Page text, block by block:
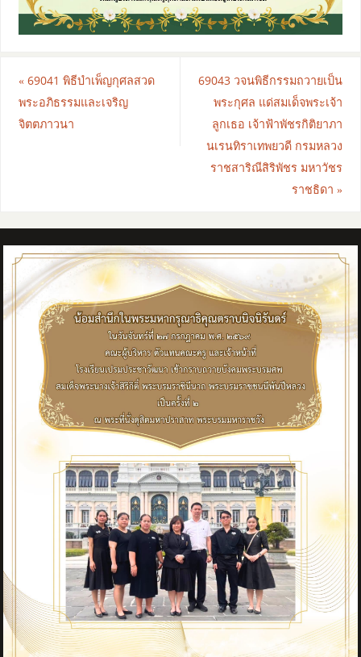
«69041 พิธีบำเพ็ญกุศลสวด
พระอภิธรรมและเจริญ
จิตตภาวนา
69043 วจนพิธีกรรมถวายเป็น
พระกุศล แด่สมเด็จพระเจ้า
ลูกเธอ เจ้าฟ้าพัชรกิติยาภา
นเรนทิราเทพยวดี กรมหลวง
ราชสาริณีสิริพัชร มหาวัชร
ราชธิดา»